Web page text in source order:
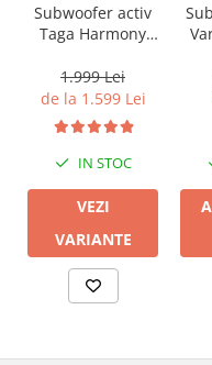
Subwoofer activ
Taga Harmony
v3
1.999 Lei
de la 1.599 Lei
IN STOC
VEZI
VARIANTE